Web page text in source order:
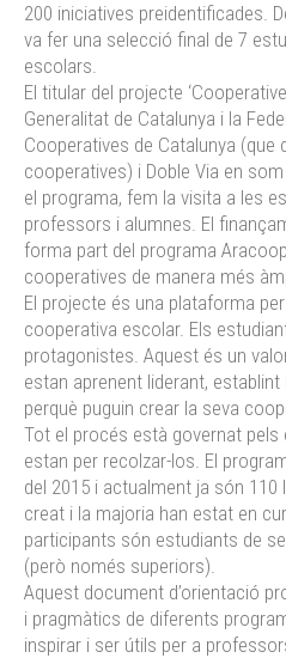
200 iniciatives preidentificades.
va fer una selecció final de 7
escolars.
El titular del projecte
Generalitat de Catalunya i la
Cooperatives de Catalunya (que
cooperatives) i Doble Via en
el programa, fem la visita a les
professors i alumnes. El
forma part del programa
cooperatives de manera més
El projecte és una plataforma
cooperativa escolar. Els
protagonistes. Aquest és un
estan aprenent liderant,
perquè puguin crear la seva
Tot el procés està governat
estan per recolzar-los. El
del 2015 i actualment ja són 110
creat i la majoria han estat en
participants són estudiants de
(però només superiors).
Aquest document d’orientació
i pragmàtics de diferents
inspirar i ser útils per a